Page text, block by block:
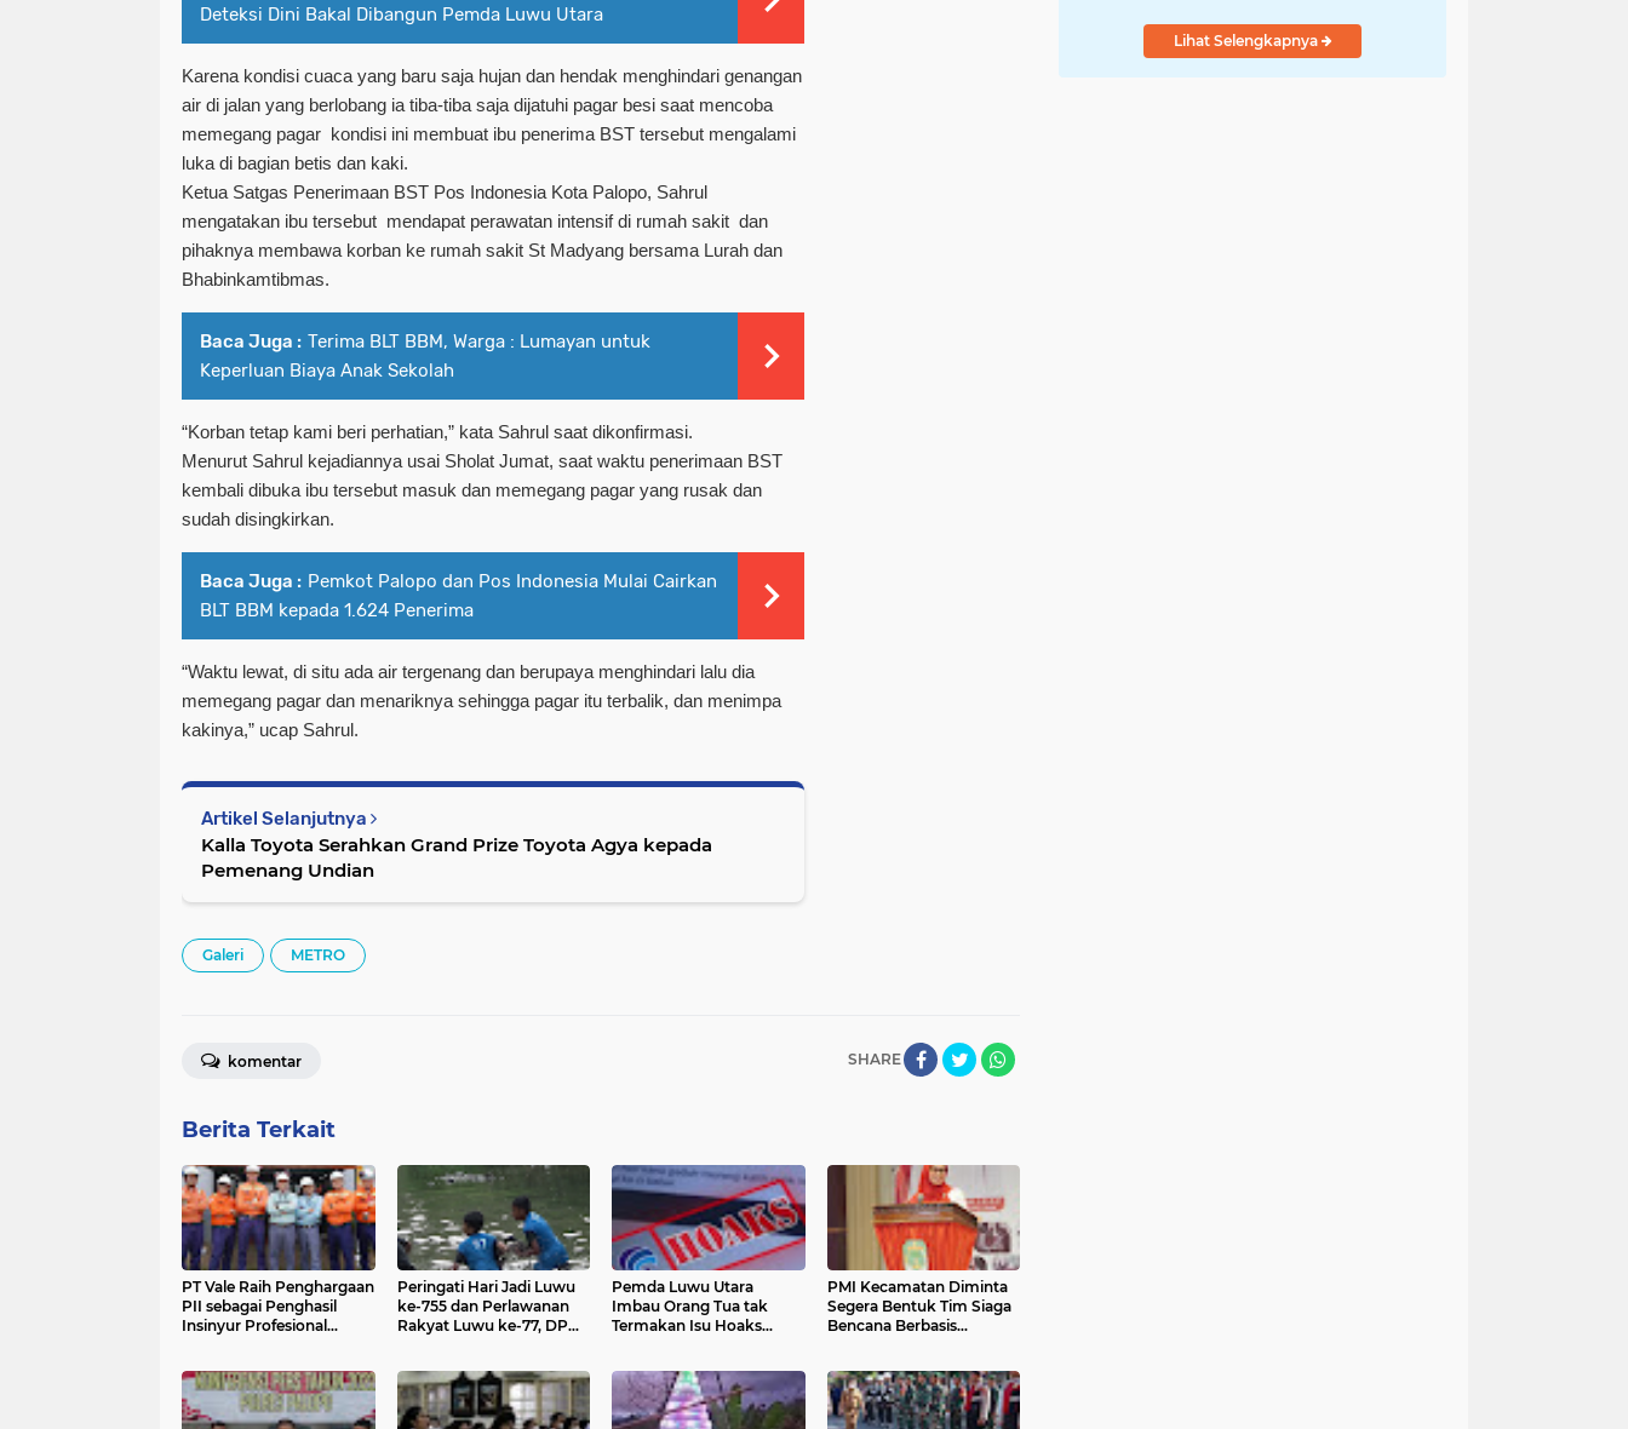
Deteksi Dini Bakal Dibangun Pemda Luwu Utara
Karena kondisi cuaca yang baru saja hujan dan hendak menghindari genangan
air di jalan yang berlobang ia tiba-tiba saja dijatuhi pagar besi saat mencoba
memegang pagar kondisi ini membuat ibu penerima BST tersebut mengalami
luka di bagian betis dan kaki.
Ketua Satgas Penerimaan BST Pos Indonesia Kota Palopo, Sahrul
mengatakan ibu tersebut mendapat perawatan intensif di rumah sakit dan
pihaknya membawa korban ke rumah sakit St Madyang bersama Lurah dan
Bhabinkamtibmas.
Baca Juga : Terima BLT BBM, Warga : Lumayan untuk
Keperluan Biaya Anak Sekolah
“Korban tetap kami beri perhatian,” kata Sahrul saat dikonfirmasi.
Menurut Sahrul kejadiannya usai Sholat Jumat, saat waktu penerimaan BST
kembali dibuka ibu tersebut masuk dan memegang pagar yang rusak dan
sudah disingkirkan.
Baca Juga : Pemkot Palopo dan Pos Indonesia Mulai Cairkan
BLT BBM kepada 1.624 Penerima
“Waktu lewat, di situ ada air tergenang dan berupaya menghindari lalu dia
memegang pagar dan menariknya sehingga pagar itu terbalik, dan menimpa
kakinya,” ucap Sahrul.
Artikel Selanjutnya
Kalla Toyota Serahkan Grand Prize Toyota Agya kepada
Pemenang Undian
Galeri METRO
SHARE
komentar
Berita Terkait
PT Vale Raih Penghargaan
PII sebagai Penghasil
Insinyur Profesional
Peringati Hari Jadi Luwu
ke-755 dan Perlawanan
Rakyat Luwu ke-77, DPD
Lomba Tangkap Bebek
Pemda Luwu Utara
Imbau Orang Tua tak
Termakan Isu Hoaks
PMI Kecamatan Diminta
Segera Bentuk Tim Siaga
Bencana Berbasis
Lihat Selengkapnya